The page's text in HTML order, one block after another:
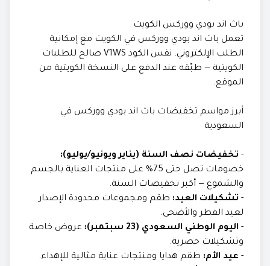
باث اند بودي ووركس الكويت
تعمل باث اند بودي ووركس في الكويت مع إمكانية
الطلب الإلكتروني. نفس الكود V1WS صالح للطلبات
الكويتية — طبّقه عند الدفع على النسخة الكويتية من
الموقع.
أبرز مواسم تخفيضات باث اند بودي ووركس في
السعودية
- تخفيضات نصف السنة (يناير ويونيو/يوليو):
خصومات تصل حتى 75% على منتجات العناية بالجسم
والشموع — أكبر تخفيضات السنة.
- تشكيلات العيد: طقم ومجموعات محدودة الإصدار
لعيد الفطر والأضحى.
- اليوم الوطني السعودي (23 سبتمبر):
عروض خاصة
وتشكيلات حصرية.
- عيد الأم: طقم هدايا ومنتجات عناية مثالية للإهداء.